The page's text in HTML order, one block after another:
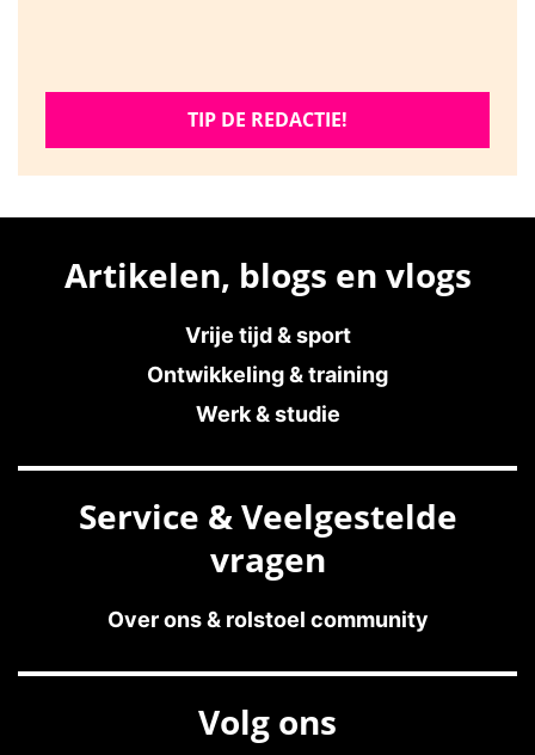
TIP DE REDACTIE!
Artikelen, blogs en vlogs
Vrije tijd & sport
Ontwikkeling & training
Werk & studie
Service & Veelgestelde
vragen
Over ons & rolstoel community
Volg ons